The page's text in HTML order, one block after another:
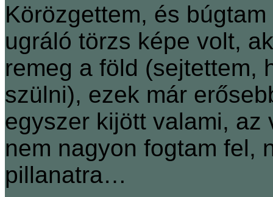
Körözgettem, és
ugráló törzs képe volt,
remeg a föld (sejtettem,
szülni), ezek már
egyszer kijött valami, az
nem nagyon fogtam fel,
pillanatra…